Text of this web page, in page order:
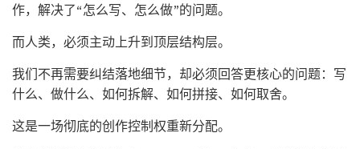
作，解决了“怎么写、怎么做”的问题。
而人类，必须主动上升到顶层结构层。
我们不再需要纠结落地细节，却必须回答更核心的问题：写
什么、做什么、如何拆解、如何拼接、如何取舍。
这是一场彻底的创作控制权重新分配。